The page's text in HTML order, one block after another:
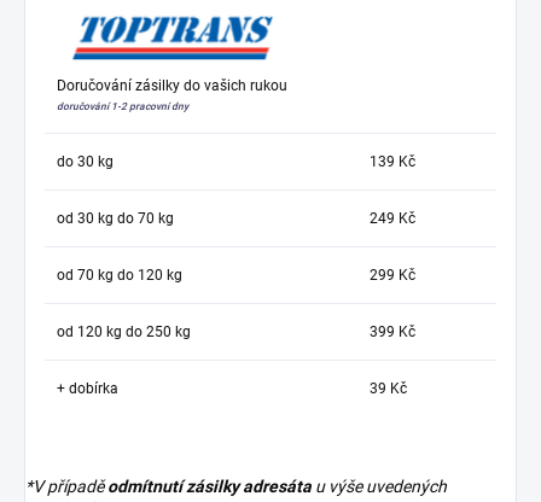
Doručování zásilky do vašich rukou
doručování 1-2 pracovní dny
do 30 kg 139 Kč
od 30 kg do 70 kg 249 Kč
od 70 kg do 120 kg 299 Kč
od 120 kg do 250 kg 399 Kč
+ dobírka 39 Kč
*V případěodmítnutí zásilky adresáta u výše uvedených